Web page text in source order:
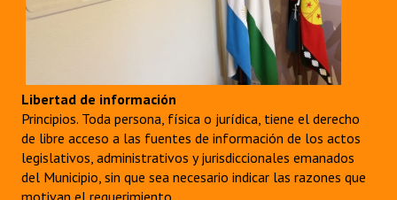
Libertad de información
Principios. Toda persona, física o jurídica, tiene el derecho
de libre acceso a las fuentes de información de los actos
legislativos, administrativos y jurisdiccionales emanados
del Municipio, sin que sea necesario indicar las razones que
motivan el requerimiento.